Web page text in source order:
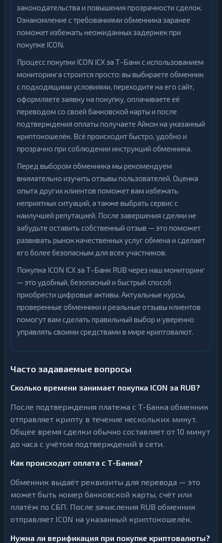
законодательства и повышения прозрачности сделок.
Ознакомление с требованиями обменника заранее
поможет избежать неожиданных задержек при
покупке ICON.
Процесс покупки ICON ICX за Т-Банк с использованием
мониторинга строится просто: вы выбираете обменник
с подходящими условиями, переходите на его сайт,
оформляете заявку на покупку, оплачиваете её
переводом со своей банковской карты и после
подтверждения оплаты получаете Айкон на указанный
криптокошелёк. Всё происходит быстро, удобно и
прозрачно при соблюдении инструкций обменника.
Перед выбором обменника мы рекомендуем
внимательно изучить отзывы пользователей. Оценка
опыта других клиентов поможет вам избежать
неприятных ситуаций, а также выбрать сервис с
наилучшей репутацией. После завершения сделки не
забудьте оставить собственный отзыв — это поможет
развивать рынок качественных услуг обмена и сделает
его более безопасным для всех участников.
Покупка ICON ICX за Т-Банк RUB через наш мониторинг
— это удобный, безопасный и быстрый способ
приобрести цифровые активы. Актуальные курсы,
проверенные обменники и реальные отзывы клиентов
помогут вам сделать правильный выбор и уверенно
управлять своими средствами в мире криптовалют.
Часто задаваемые вопросы
Сколько времени занимает покупка ICON за RUB?
После подтверждения платежа с Т-Банка обменник
отправляет крипту в течение нескольких минут.
Общее время сделки обычно составляет от 10 минут
до часа с учётом подтверждений в сети.
Как происходит оплата с Т-Банка?
Обменник выдаёт реквизиты для перевода — это
может быть номер банковской карты, счёт или
платёж по СБП. После зачисления RUB обменник
отправляет ICON на указанный криптокошелёк.
Нужна ли верификация при покупке криптовалюты?